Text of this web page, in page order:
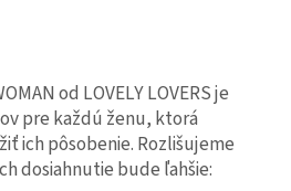
od LOVELY LOVERS je
pre každú ženu, ktorá
ich pôsobenie. Rozlišujeme
dosiahnutie bude ľahšie: